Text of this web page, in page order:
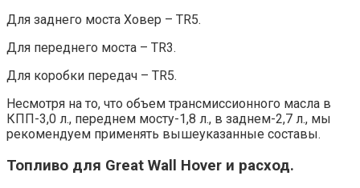
Для заднего моста Ховер – TR5.
Для переднего моста – TR3.
Для коробки передач – TR5.
Несмотря на то, что объем трансмиссионного масла в
КПП-3,0 л., переднем мосту-1,8 л., в заднем-2,7 л., мы
рекомендуем применять вышеуказанные составы.
Топливо для Great Wall Hover и расход.